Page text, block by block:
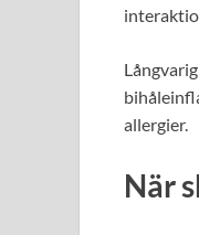
allergier.
När